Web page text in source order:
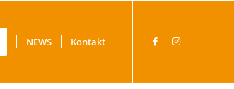
NEWS Kontakt